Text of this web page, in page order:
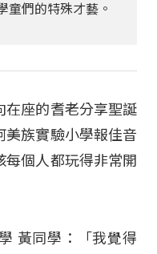
童們的特殊才藝。
在座的耆老分享聖誕
美族實驗小學報佳音
個人都玩得非常開
黃同學：「我覺得